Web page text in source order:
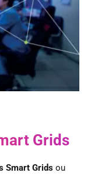
Grids
Smart Grids ou